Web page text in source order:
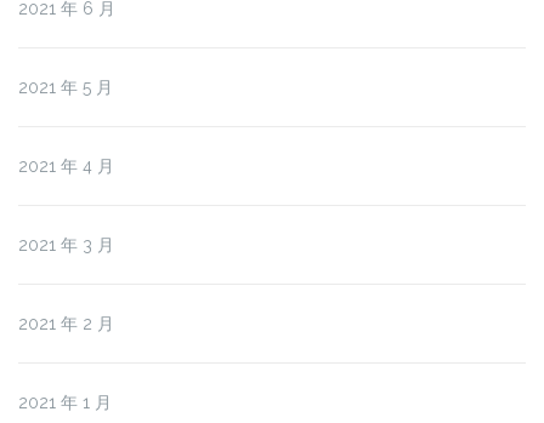
2021 年 6 月
2021 年 5 月
2021 年 4 月
2021 年 3 月
2021 年 2 月
2021 年 1 月